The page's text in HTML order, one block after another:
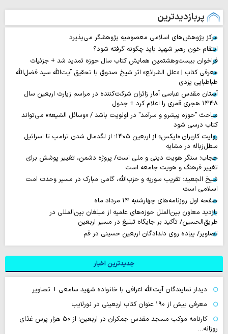
پربازدیدترین
مرکز پژوهش‌های اسلامی معصومیه پژوهشگر می‌پذیرد
انتقام خون رهبر شهید باید چگونه گرفته شود؟
فراخوان بیست‌وهشتمین همایش کتاب سال حوزه تمدید شد + جزئیات
معرفی کتاب | «علل الشرائع» اثر شیخ صدوق با تحقیق آیت‌الله سید فضل‌الله
طباطبایی یزدی
آستان مقدس عباسی آمار زائران شرکت‌کننده در مراسم زیارت اربعین سال
۱۴۴۸ هجری قمری را اعلام کرد + جدول
مباحث "حوزه پیشرو و سرآمد" در اولویت باشد / «وسائل الشیعه» می‌تواند
کتاب درسی شود
روایت‌ کاربران «ایکس» از اربعین ۱۴۰۵؛ از لگدمال شدن ترامپ تا اسرائیل
سطل‌زباله‌ در مشایه
حجاب؛ سنگر هویت دینی و ملی است/ پروژه دشمن، تغییر پوشش برای
تغییر فرهنگ و هویت جامعه است
شیخ الجعید: تقریب سوریه و حزب‌الله، گامی مبارک در مسیر وحدت امت
اسلامی است
صفحه اول روزنامه‌های چهارشنبه ۱۴ مرداد ماه
بازدید معاون بین‌الملل حوزه‌های علمیه از مبلغان بین‌المللی در
طریق‌الحسین/ تأکید بر جایگاه تبلیغ در مسیر اربعین
تصاویر/ پیاده روی دلدادگان اربعین حسینی در قم
جدیدترین اخبار
دیدار نمایندگان آیت‌الله اعرافی با خانواده شهید سامعی + تصاویر
معرفی بیش از ۱۹۰ عنوان کتاب اربعینی در نورلایب
کارنامه موکب مسجد مقدس جمکران در اربعین؛ از ۵۰ هزار پرس غذای
روزانه…